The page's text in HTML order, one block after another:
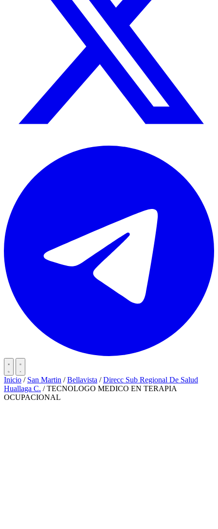
Inicio / San Martin / Bellavista / Direcc Sub Regional De Salud
Huallaga C. / TECNOLOGO MEDICO EN TERAPIA
OCUPACIONAL